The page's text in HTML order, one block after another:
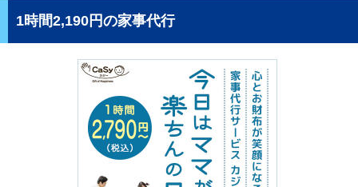
1時間2,190円の家事代行